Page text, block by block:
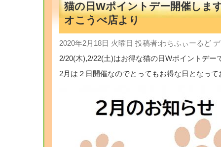
猫の日Wポイントデー開催しま
オこうべ店より
2020年2月18日 火曜日 投稿者:わちふぃーるど
2/20(木),2/22(土)はお得な猫の日Wポイントデ
2月は２日開催なのでとってもお得な日となって